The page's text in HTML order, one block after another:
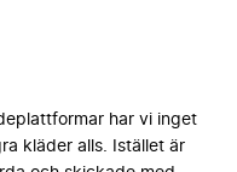
har vi inget
kläder alls. Istället är